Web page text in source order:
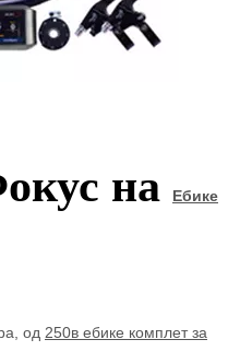
на Ебике
од 250в ебике комплет за